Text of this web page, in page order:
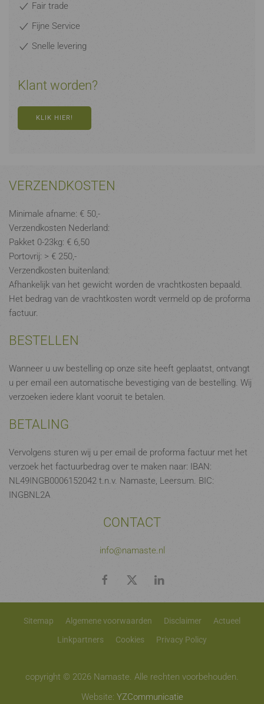
Fair trade
Fijne Service
Snelle levering
Klant worden?
KLIK HIER!
VERZENDKOSTEN
Minimale afname: € 50,-
Verzendkosten Nederland:
Pakket 0-23kg: € 6,50
Portovrij: > € 250,-
Verzendkosten buitenland:
Afhankelijk van het gewicht worden de vrachtkosten bepaald.
Het bedrag van de vrachtkosten wordt vermeld op de proforma
factuur.
BESTELLEN
Wanneer u uw bestelling op onze site heeft geplaatst, ontvangt
u per email een automatische bevestiging van de bestelling. Wij
verzoeken iedere klant vooruit te betalen.
BETALING
Vervolgens sturen wij u per email de proforma factuur met het
verzoek het factuurbedrag over te maken naar: IBAN:
NL49INGB0006152042 t.n.v. Namaste, Leersum. BIC:
INGBNL2A
CONTACT
info@namaste.nl
Sitemap Algemene voorwaarden Disclaimer
Actueel
Linkpartners
Cookies Privacy Policy
copyright © 2026 Namaste. Alle rechten voorbehouden.
Website: YZCommunicatie